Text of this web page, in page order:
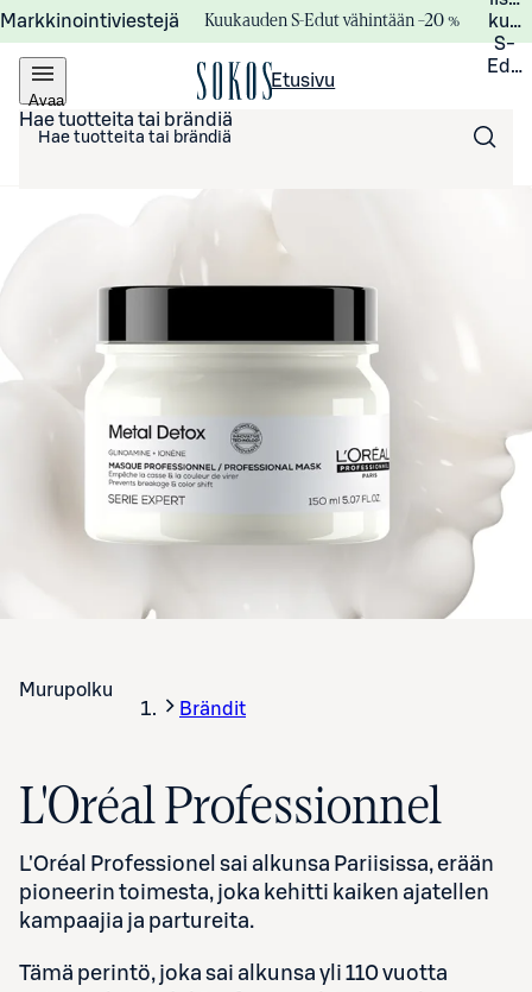
Markkinointiviestejä Kuukauden S-Edut vähintään –20 %
S-
Avaa
valikko
Etusivu
Hae tuotteita tai brändiä
Murupolku
Brändit
L'Oréal Professionnel
L'Oréal Professionel sai alkunsa Pariisissa, erään
pioneerin toimesta, joka kehitti kaiken ajatellen
kampaajia ja partureita.
Tämä perintö, joka sai alkunsa yli 110 vuotta